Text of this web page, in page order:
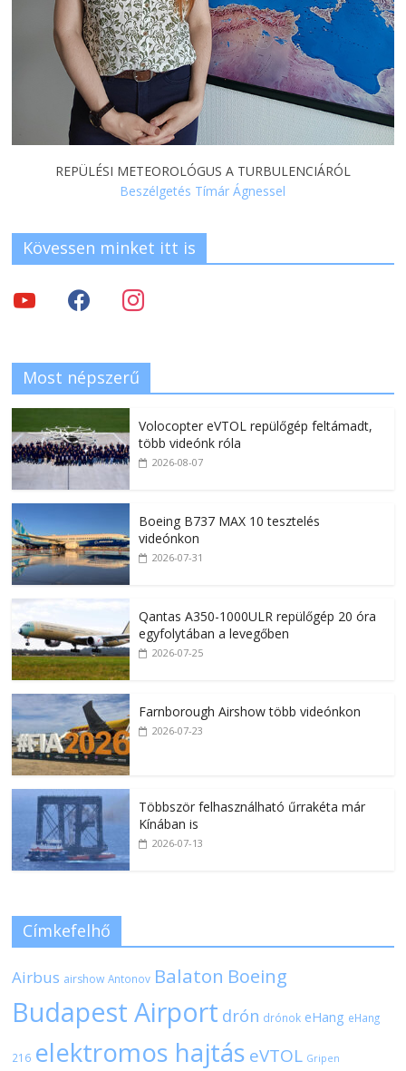
REPÜLÉSI METEOROLÓGUS A TURBULENCIÁRÓL
Beszélgetés Tímár Ágnessel
Kövessen minket itt is
Most népszerű
Volocopter eVTOL repülőgép feltámadt,
több videónk róla
2026-08-07
Boeing B737 MAX 10 tesztelés
videónkon
2026-07-31
Qantas A350-1000ULR repülőgép 20 óra
egyfolytában a levegőben
2026-07-25
Farnborough Airshow több videónkon
2026-07-23
Többször felhasználható űrrakéta már
Kínában is
2026-07-13
Címkefelhő
Airbus airshow Antonov Balaton Boeing
Budapest Airport drón drónok eHang eHang
216 elektromos hajtás eVTOL Gripen